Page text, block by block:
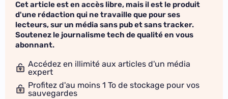
Cet article est en accès libre, mais il est le produit
d'une rédaction qui ne travaille que pour ses
lecteurs, sur un média sans pub et sans tracker.
Soutenez le journalisme tech de qualité en vous
abonnant.
Accédez en illimité aux articles d'un média
expert
Profitez d'au moins 1 To de stockage pour vos
sauvegardes